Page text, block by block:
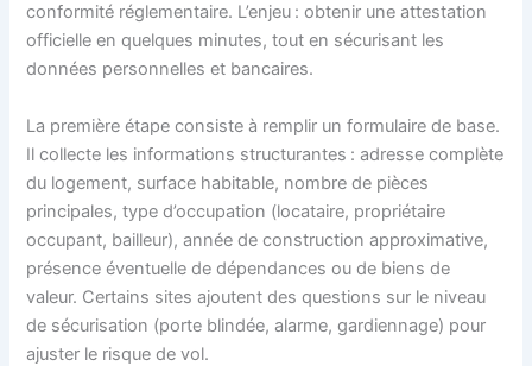
conformité réglementaire. L’enjeu : obtenir une attestation
officielle en quelques minutes, tout en sécurisant les
données personnelles et bancaires.
La première étape consiste à remplir un formulaire de base.
Il collecte les informations structurantes : adresse complète
du logement, surface habitable, nombre de pièces
principales, type d’occupation (locataire, propriétaire
occupant, bailleur), année de construction approximative,
présence éventuelle de dépendances ou de biens de
valeur. Certains sites ajoutent des questions sur le niveau
de sécurisation (porte blindée, alarme, gardiennage) pour
ajuster le risque de vol.